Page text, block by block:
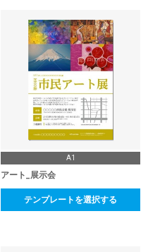
A1
アート_展示会
テンプレートを選択する